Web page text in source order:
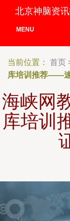
北京神脑资
MENU
当前位置： 首页
库培训推荐——
海峡网
库培训